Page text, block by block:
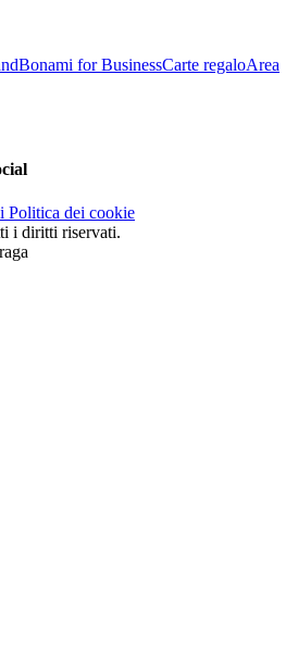
Bonami for BusinessCarte regaloArea
Politica dei cookie
i diritti riservati.